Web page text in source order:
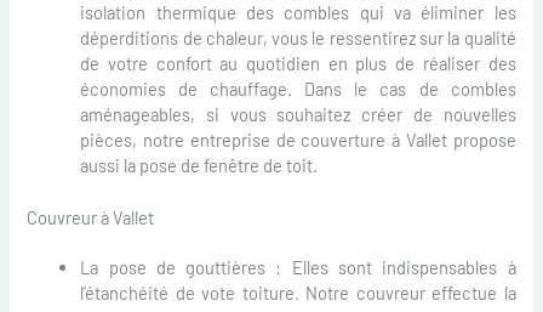
isolation thermique des combles qui va éliminer les
déperditions de chaleur, vous le ressentirez sur la qualité
de votre confort au quotidien en plus de réaliser des
économies de chauffage. Dans le cas de combles
aménageables, si vous souhaitez créer de nouvelles
pièces, notre entreprise de couverture à Vallet propose
aussi la pose de fenêtre de toit.
Couvreur à Vallet
La pose de gouttières : Elles sont indispensables à
l’étanchéité de vote toiture. Notre couvreur effectue la